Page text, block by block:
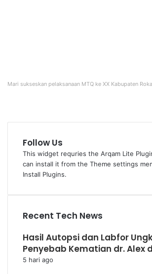
Mari sukseskan pelaksanaan MTQ ke XX Kabupaten
Follow Us
This widget requries the Arqam Lite
can install it from the Theme settings
Install Plugins.
Recent Tech News
Hasil Autopsi dan Labfor
Penyebab Kematian dr. Alex
5 hari ago